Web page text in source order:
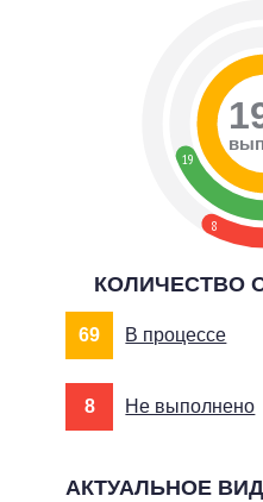
8
19
КОЛИЧЕСТВО
69 В процессе
8 Не выполнено
АКТУАЛЬНОЕ